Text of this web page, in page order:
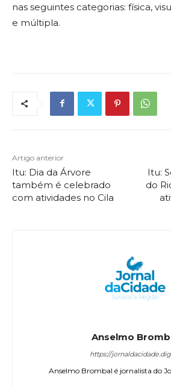
nas seguintes categorias: física,
e múltipla.
Artigo anterior
Itu: Dia da Árvore
também é celebrado
com atividades no Cila
Itu:
do
Anselmo
https://
Anselmo Brombal é jornalista do